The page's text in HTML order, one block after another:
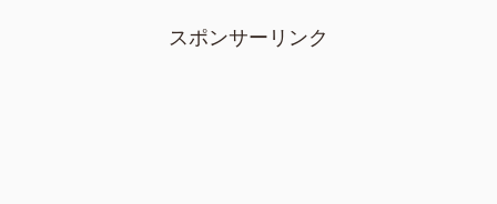
スポンサーリンク